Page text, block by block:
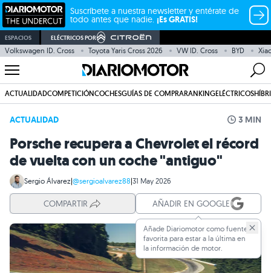
Suscríbete a nuestra newsletter y entérate de
todo antes que nadie. ¡Es GRATIS!
ESPACIOS ELÉCTRICOS POR
Volkswagen ID. Cross Toyota Yaris Cross 2026 VW ID. Cross BYD
ACTUALIDADCOMPETICIÓNCOCHESGUÍAS DE COMPRARANKINGELÉCTRICOS
ACTUALIDAD 3 MIN
Porsche recupera a Chevrolet el récord
de vuelta con un coche "antiguo"
Sergio Álvarez|@sergioalvarez88|31 May 2026
COMPARTIR AÑADIR EN GOOGLE
Añade Diariomotor como fuente
favorita para estar a la última en
la información de motor.